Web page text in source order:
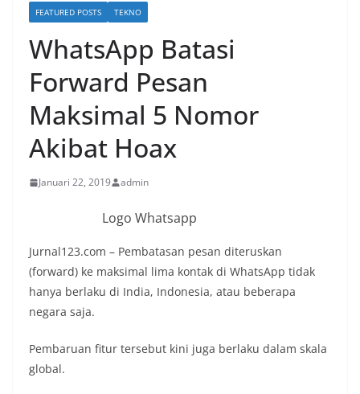
FEATURED POSTS TEKNO
WhatsApp Batasi
Forward Pesan
Maksimal 5 Nomor
Akibat Hoax
Januari 22, 2019 admin
Logo Whatsapp
Jurnal123.com – Pembatasan pesan diteruskan
(forward) ke maksimal lima kontak di WhatsApp tidak
hanya berlaku di India, Indonesia, atau beberapa
negara saja.
Pembaruan fitur tersebut kini juga berlaku dalam skala
global.